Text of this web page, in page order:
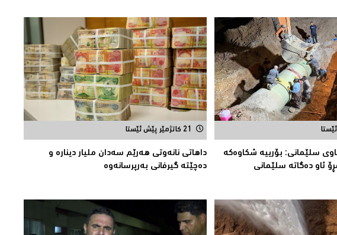
سلێمانى: بۆرییە شکاوەکە
ئاو دەگاتە سلێمانى
21 کاتژمێر پێش ئێستا
داهاتی نانەوتی هەرێم سەدان ملیار دینارە و
دەچێتە گیرفانی بەرپرسانەوە